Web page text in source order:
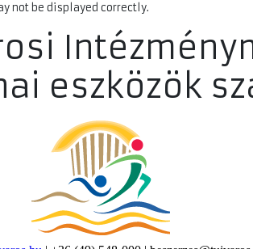
not be displayed correctly.
eszközök